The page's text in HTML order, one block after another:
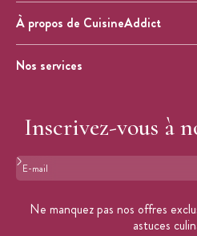
À propos de CuisineAddict
Nos services
Inscrivez-vous à
Format : adresse@email.com
Ne manquez pas nos offres
astuces